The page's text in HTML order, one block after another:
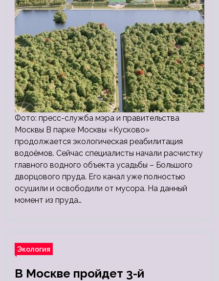
Фото: пресс-служба мэра и правительства
Москвы В парке Москвы «Кусково»
продолжается экологическая реабилитация
водоёмов. Сейчас специалисты начали расчистку
главного водного объекта усадьбы – Большого
дворцового пруда. Его канал уже полностью
осушили и освободили от мусора. На данный
момент из пруда…
Экология
В Москве пройдет 3-й